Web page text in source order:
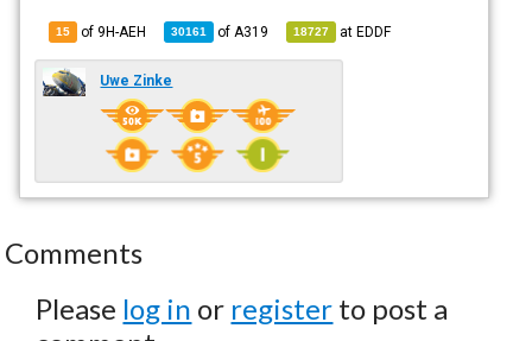
15 of 9H-AEH 30161 of A319 18727 atEDDF
Uwe Zinke
Comments
Please log in or register to post a